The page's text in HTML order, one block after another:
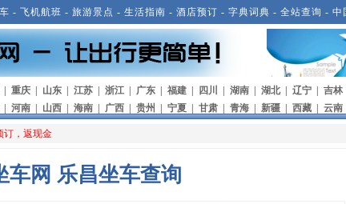
- 飞机航班 - 旅游景点 - 生活指南 - 酒店预订 - 字典词典 - 全站查询 - 中
重庆 山东 江苏 浙江 广东 福建 四川 湖南 湖北 辽宁 吉林
河南 山西 海南 广西 贵州 宁夏 甘肃 青海 新疆 西藏 云南
订，返现金
车网 乐昌坐车查询